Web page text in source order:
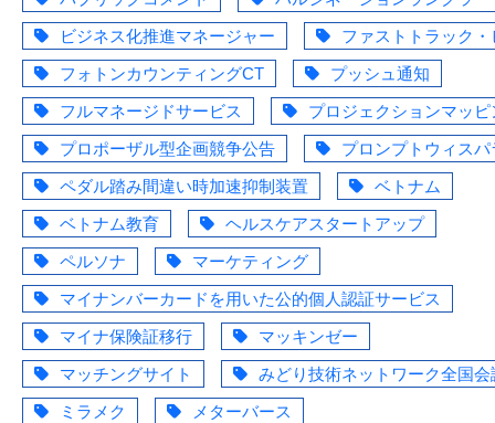
ビジネス化推進マネージャー
ファストトラック・
フォトンカウンティングCT
プッシュ通知
フルマネージドサービス
プロジェクションマッピ
プロポーザル型企画競争公告
プロンプトウィスパ
ペダル踏み間違い時加速抑制装置
ベトナム
ベトナム教育
ヘルスケアスタートアップ
ペルソナ
マーケティング
マイナンバーカードを用いた公的個人認証サービス
マイナ保険証移行
マッキンゼー
マッチングサイト
みどり技術ネットワーク全国会
ミラメク
メターバース